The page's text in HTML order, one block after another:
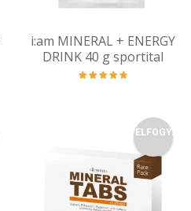
i:am MINERAL + ENERGY
DRINK 40 g sportital
ELFOGY.